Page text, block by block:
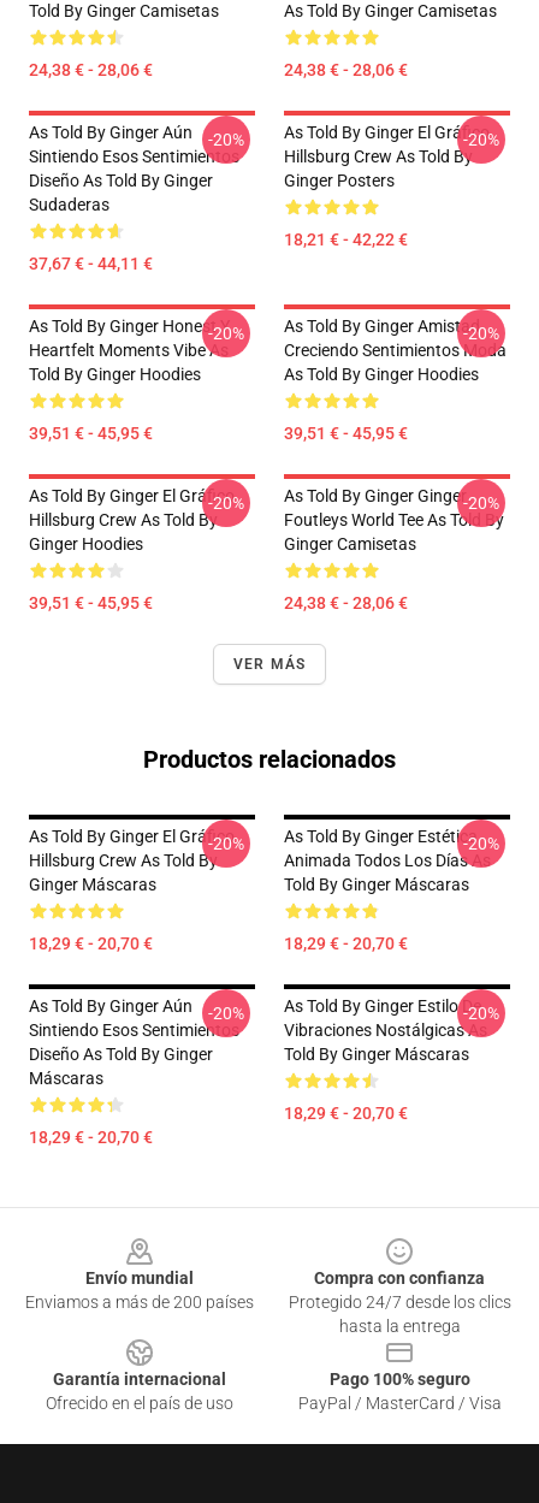
Told By Ginger Camisetas
24,38 € - 28,06 €
As Told By Ginger Camisetas
24,38 € - 28,06 €
As Told By Ginger Aún
Sintiendo Esos Sentimientos
Diseño As Told By Ginger
Sudaderas
37,67 € - 44,11 €
-20%
As Told By Ginger El Gráfico
Hillsburg Crew As Told By
Ginger Posters
18,21 € - 42,22 €
-20%
As Told By Ginger Honest Y
Heartfelt Moments Vibe As
Told By Ginger Hoodies
39,51 € - 45,95 €
-20%
As Told By Ginger Amistad
Creciendo Sentimientos Moda
As Told By Ginger Hoodies
39,51 € - 45,95 €
-20%
As Told By Ginger El Gráfico
Hillsburg Crew As Told By
Ginger Hoodies
39,51 € - 45,95 €
-20%
As Told By Ginger Ginger
Foutleys World Tee As Told By
Ginger Camisetas
24,38 € - 28,06 €
-20%
VER MÁS
Productos relacionados
As Told By Ginger El Gráfico
Hillsburg Crew As Told By
Ginger Máscaras
18,29 € - 20,70 €
-20%
As Told By Ginger Estética
Animada Todos Los Días As
Told By Ginger Máscaras
18,29 € - 20,70 €
-20%
As Told By Ginger Aún
Sintiendo Esos Sentimientos
Diseño As Told By Ginger
Máscaras
18,29 € - 20,70 €
-20%
As Told By Ginger Estilo De
Vibraciones Nostálgicas As
Told By Ginger Máscaras
18,29 € - 20,70 €
-20%
Envío mundial
Enviamos a más de 200 países
Compra con confianza
Protegido 24/7 desde los clics
hasta la entrega
Garantía internacional
Ofrecido en el país de uso
Pago 100% seguro
PayPal / MasterCard / Visa